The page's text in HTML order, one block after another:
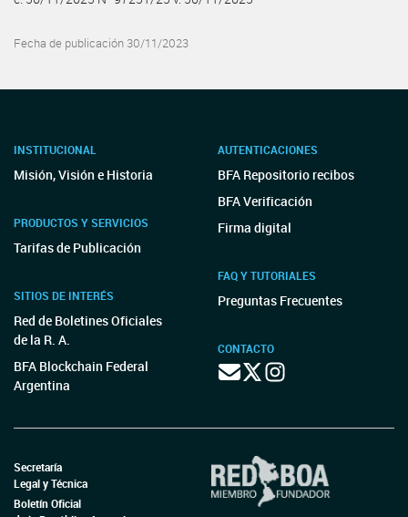
Fecha de publicación 30/11/2023
INSTITUCIONAL
Misión, Visión e Historia
PRODUCTOS Y SERVICIOS
Tarifas de Publicación
SITIOS DE INTERÉS
Red de Boletines Oficiales
de la R. A.
BFA Blockchain Federal
Argentina
AUTENTICACIONES
BFA Repositorio recibos
BFA Verificación
Firma digital
FAQ Y TUTORIALES
Preguntas Frecuentes
CONTACTO
Secretaría
Legal y Técnica
Boletín Oficial